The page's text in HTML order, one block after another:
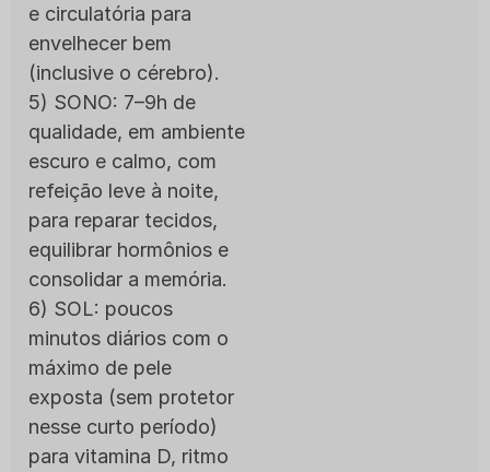
e circulatória para
envelhecer bem
(inclusive o cérebro).
5) SONO: 7–9h de
qualidade, em ambiente
escuro e calmo, com
refeição leve à noite,
para reparar tecidos,
equilibrar hormônios e
consolidar a memória.
6) SOL: poucos
minutos diários com o
máximo de pele
exposta (sem protetor
nesse curto período)
para vitamina D, ritmo